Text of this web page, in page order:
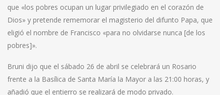
que «los pobres ocupan un lugar privilegiado en el corazón de
Dios» y pretende rememorar el magisterio del difunto Papa, que
eligió el nombre de Francisco «para no olvidarse nunca [de los
pobres]».
Bruni dijo que el sábado 26 de abril se celebrará un Rosario
frente a la Basílica de Santa María la Mayor a las 21:00 horas, y
añadió que el entierro se realizará de modo privado.